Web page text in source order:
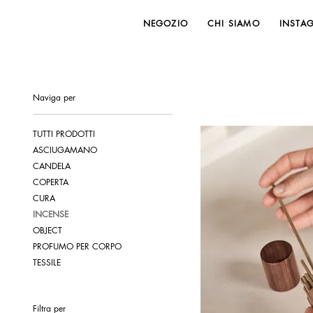
NEGOZIO CHI SIAMO
Naviga per
TUTTI PRODOTTI
ASCIUGAMANO
CANDELA
COPERTA
CURA
INCENSE
OBJECT
PROFUMO PER CORPO
TESSILE
Filtra per